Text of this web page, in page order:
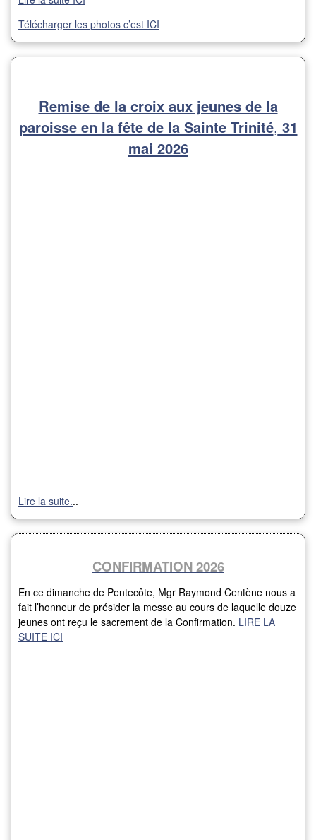
Télécharger les photos c’est ICI
Remise de la croix aux jeunes de la
paroisse en la fête de la Sainte Trinité, 31
mai 2026
Lire la suite...
CONFIRMATION 2026
En ce dimanche de Pentecôte, Mgr Raymond Centène nous a
fait l’honneur de présider la messe au cours de laquelle douze
jeunes ont reçu le sacrement de la Confirmation. LIRE LA
SUITE ICI